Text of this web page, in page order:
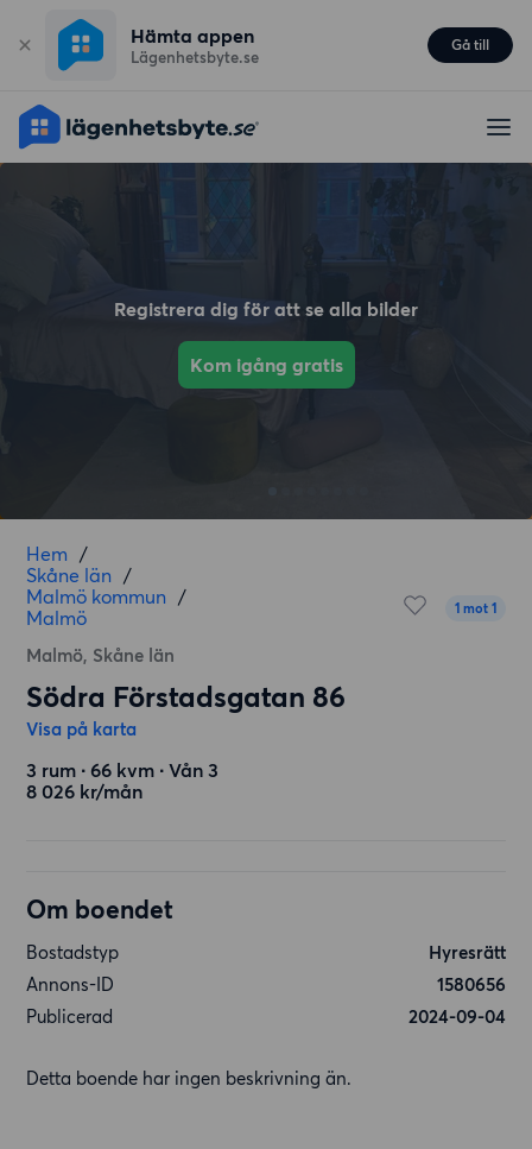
Hämta appen
Lägenhetsbyte.se
Gå till
Registrera dig för att se alla bilder
Kom igång gratis
Hem /
Skåne län /
Malmö kommun /
Malmö
Malmö, Skåne län
1 mot 1
Södra Förstadsgatan 86
Visa på karta
3 rum ∙ 66 kvm ∙ Vån 3
8 026 kr/mån
Om boendet
Bostadstyp
Hyresrätt
Annons-ID
1580656
Publicerad
2024-09-04
Detta boende har ingen beskrivning än.